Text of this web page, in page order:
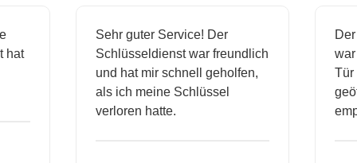
hat
Sehr guter Service! Der
Schlüsseldienst war freundlich
und hat mir schnell geholfen,
als ich meine Schlüssel
verloren hatte.